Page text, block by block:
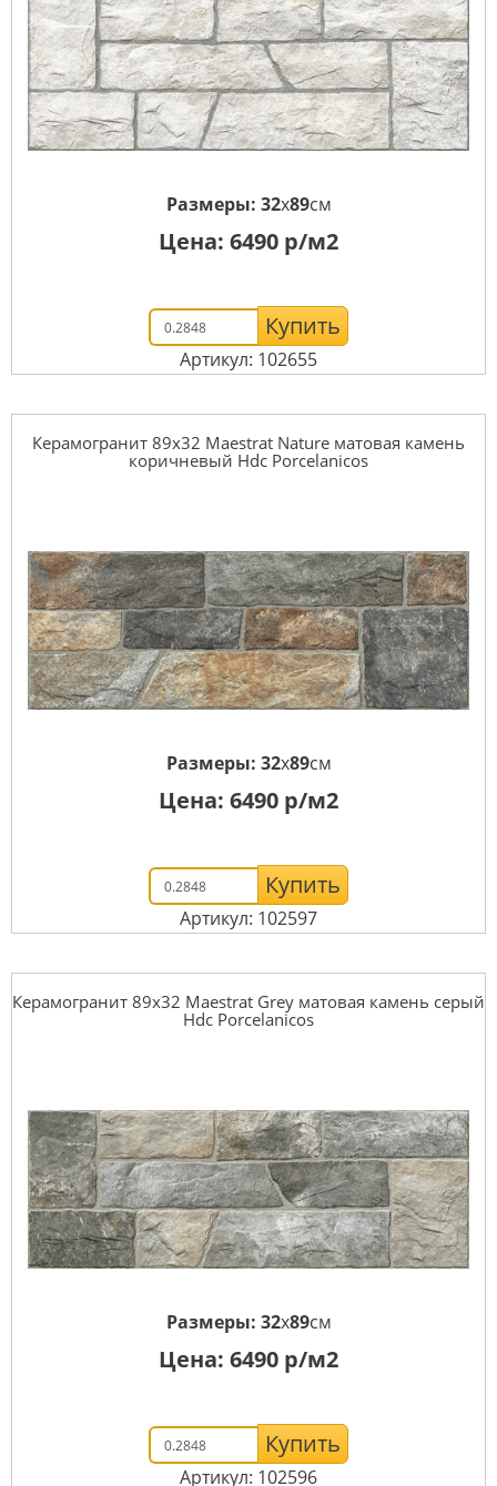
Размеры: 32x89см
Цена: 6490 р/м2
Купить
Артикул: 102655
Керамогранит 89x32 Maestrat Nature матовая камень
коричневый Hdc Porcelanicos
Размеры: 32x89см
Цена: 6490 р/м2
Купить
Артикул: 102597
Керамогранит 89x32 Maestrat Grey матовая камень серый
Hdc Porcelanicos
Размеры: 32x89см
Цена: 6490 р/м2
Купить
Артикул: 102596